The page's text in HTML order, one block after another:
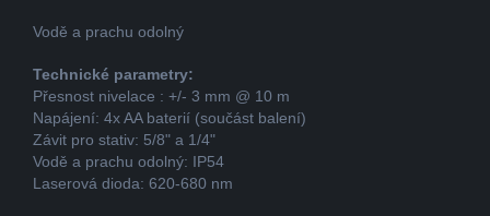
Vodě a prachu odolný
Technické parametry:
Přesnost nivelace : +/- 3 mm @ 10 m
Napájení: 4x AA baterií (součást balení)
Závit pro stativ: 5/8" a 1/4"
Vodě a prachu odolný: IP54
Laserová dioda: 620-680 nm